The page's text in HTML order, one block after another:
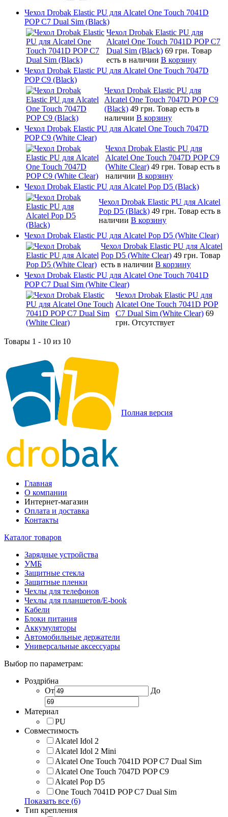
Чехол Drobak Elastic PU для Alcatel One Touch 7041D
POP C7 Dual Sim (Black)
Чехол Drobak Elastic PU для
Alcatel One Touch 7041D POP C7
Dual Sim (Black) 69 грн. Товар
есть в наличии В корзину
Чехол Drobak Elastic PU для Alcatel One Touch 7047D
POP C9 (Black)
Чехол Drobak Elastic PU для
Alcatel One Touch 7047D POP C9
(Black) 49 грн. Товар есть в
наличии В корзину
Чехол Drobak Elastic PU для Alcatel One Touch 7047D
POP C9 (White Clear)
Чехол Drobak Elastic PU для
Alcatel One Touch 7047D POP C9
(White Clear) 49 грн. Товар есть в
наличии В корзину
Чехол Drobak Elastic PU для Alcatel Pop D5 (Black)
Чехол Drobak Elastic PU для Alcatel
Pop D5 (Black) 49 грн. Товар есть в
наличии В корзину
Чехол Drobak Elastic PU для Alcatel Pop D5 (White Clear)
Чехол Drobak Elastic PU для Alcatel
Pop D5 (White Clear) 49 грн. Товар
есть в наличии В корзину
Чехол Drobak Elastic PU для Alcatel One Touch 7041D
POP C7 Dual Sim (White Clear)
Чехол Drobak Elastic PU для
Alcatel One Touch 7041D POP
C7 Dual Sim (White Clear) 69
грн. Отсутствует
Товары 1 - 10 из 10
Полная версия
Главная
О компании
Интернет-магазин
Оплата и доставка
Контакты
Каталог товаров
Зарядные устройства
УМБ
Защитные стекла
Защитные пленки
Чехлы для телефонов
Чехлы для планшетов/E-book
Кабели
Блоки питания
Аккумуляторы
Автомобильные держатели
Универсальные аксессуары
Выбор по параметрам:
Роздрібна
От
До
Материал
PU
Совместимость
Alcatel Idol 2
Alcatel Idol 2 Mini
Alcatel One Touch 7041D POP C7 Dual Sim
Alcatel One Touch 7047D POP C9
Alcatel Pop D5
One Touch 7041D POP C7 Dual Sim
Показать все (6)
Тип крепления